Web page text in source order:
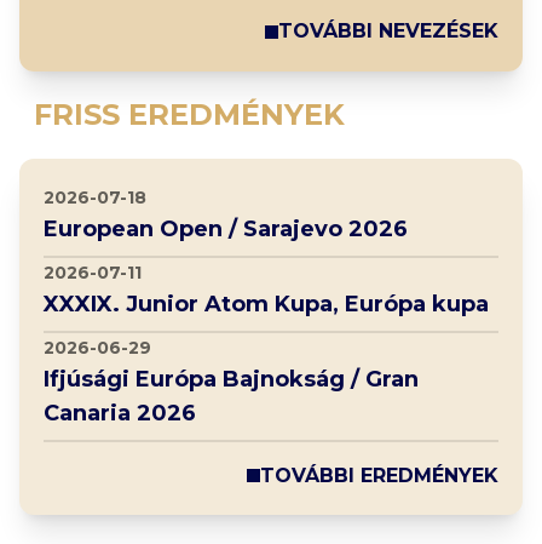
FRISS EREDMÉNYEK
TOVÁBBI NEVEZÉSEK
2026-07-18
European Open / Sarajevo 2026
2026-07-11
XXXIX. Junior Atom Kupa, Európa kupa
2026-06-29
Ifjúsági Európa Bajnokság / Gran
Canaria 2026
TOVÁBBI EREDMÉNYEK